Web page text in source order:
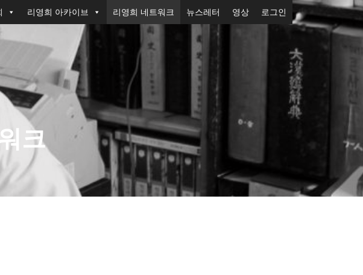
리영희 아카이브 리영희 네트워크 뉴스레터 영상 로그인
크